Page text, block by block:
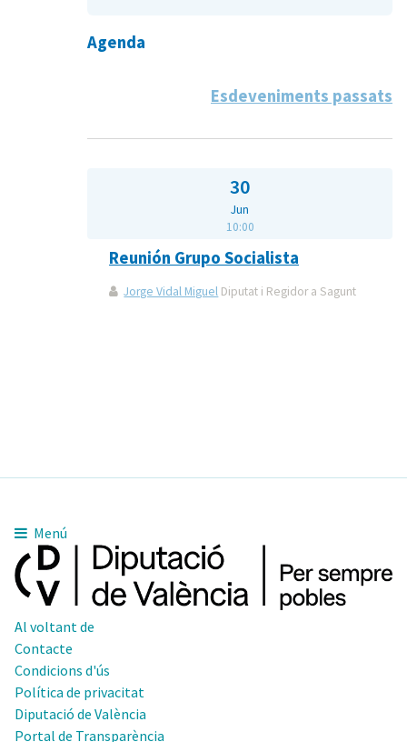
Agenda
Esdeveniments passats
30
Jun
10:00
Reunión Grupo Socialista
Jorge Vidal Miguel Diputat i Regidor a Sagunt
Menú
Al voltant de
Contacte
Condicions d'ús
Política de privacitat
Diputació de València
Portal de Transparència